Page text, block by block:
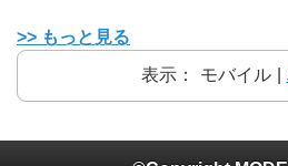
>> もっと見る
表示：
モバイル